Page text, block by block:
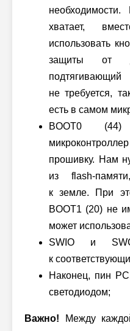
хватает,
использовать
защиты от
не требуется,
есть в самом
BOOT0 (44)
прошивку. Нам
из flash-
к земле. При
BOOT1 (20) не
может
SWIO и
к
Наконец, пин
светодиодом;
Важно! Между